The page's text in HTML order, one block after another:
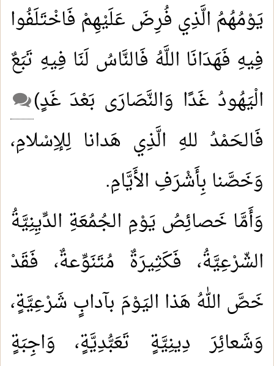
يَوْمُهُمُ الَّذِي فُرِضَ عَلَيْهِمْ فَاخْتَلَفُوا
فِيهِ فَهَدَانَا اللَّهُ فَالنَّاسُ لَنَا فِيهِ تَبَعٌ
الْيَهُودُ غَدًا وَالنَّصَارَى بَعْدَ غَدٍ)
فَالحَمْدُ للهِ الَّذِي هَدانا لِلإِسْلامِ،
وَخَصَّنا بِأَشْرَفِ الأَيَّامِ.
وَأَمَّا خَصائِصُ يَوْمِ الجُمُعَةِ الدِّيِنِيَّةُ
الشّرْعِيَّةُ، فَكَثِيرَةٌ مُتَنَوِّعةٌ، فَقَدْ
خَصَّ اللهُ هَذا اليَوْمَ بآدابٍ شَرْعِيَّةٍ،
وَشَعائِرَ دِينِيَّةٍ تَعَبُّدِيَّةٍ، وَاجِبَةٍ